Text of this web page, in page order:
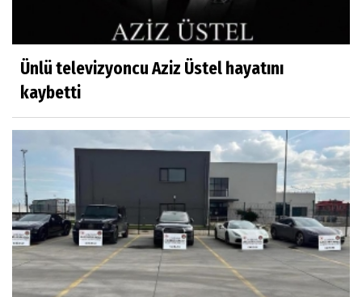
Ünlü televizyoncu Aziz Üstel hayatını
kaybetti